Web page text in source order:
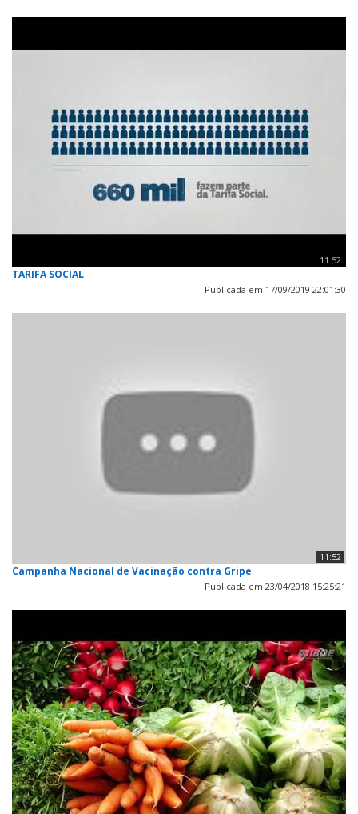
11:52
TARIFA SOCIAL
Publicada em 17/09/2019 22:01:30
11:52
Campanha Nacional de Vacinação contra Gripe
Publicada em 23/04/2018 15:25:21